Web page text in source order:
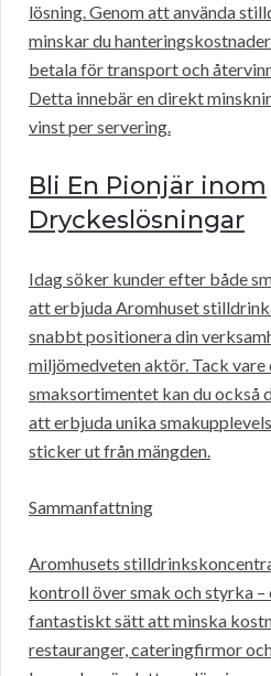
lösning. Genom att använda
minskar du
betala för transport och
Detta innebär en direkt
vinst per servering.
Bli En Pionjär inom
Dryckeslösningar
Idag söker kunder efter både
att erbjuda Aromhuset
snabbt positionera din
miljömedveten aktör. Tack vare
smaksortimentet kan du också
att erbjuda unika
sticker ut från mängden.
Sammanfattning
Aromhusets
kontroll över smak och styrka
fantastiskt sätt att minska
restauranger, cateringfirmor